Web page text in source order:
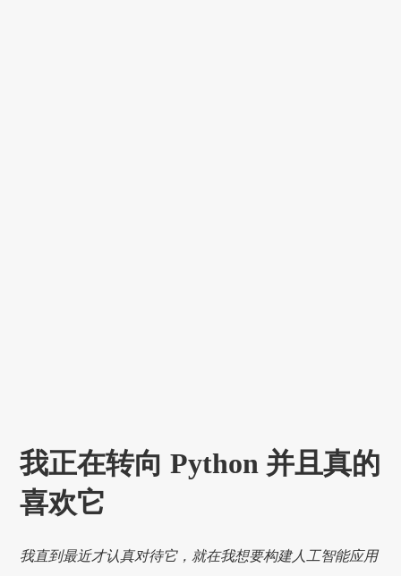
我正在转向 Python 并且真的
喜欢它
我直到最近才认真对待它，就在我想要构建人工智能应用